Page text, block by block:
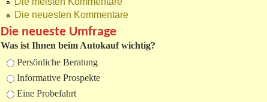
Die neuesten Kommentare
Die neueste Umfrage
Was ist Ihnen beim Autokauf wichtig?
Auswahlmöglichkeiten
Persönliche Beratung
Informative Prospekte
Eine Probefahrt